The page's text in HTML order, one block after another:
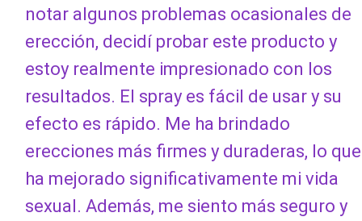
notar algunos problemas ocasionales de
erección, decidí probar este producto y
estoy realmente impresionado con los
resultados. El spray es fácil de usar y su
efecto es rápido. Me ha brindado
erecciones más firmes y duraderas, lo que
ha mejorado significativamente mi vida
sexual. Además, me siento más seguro y